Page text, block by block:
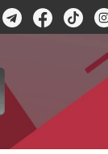
кількість